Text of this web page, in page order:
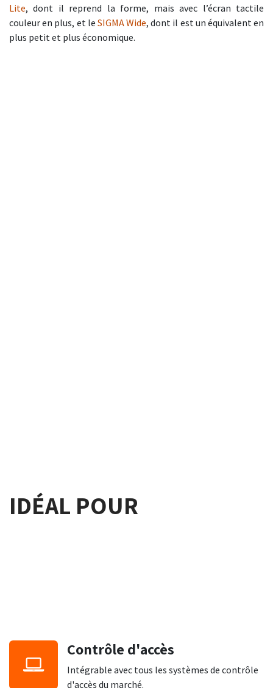
Lite, dont il reprend la forme, mais avec l’écran tactile
couleur en plus, et le SIGMA Wide, dont il est un équivalent en
plus petit et plus économique.
IDÉAL POUR
Contrôle d'accès
Intégrable avec tous les systèmes de contrôle
d'accès du marché.